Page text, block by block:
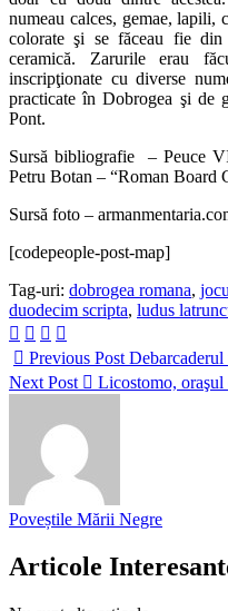
numeau calces, gemae, lapili,
colorate şi se făceau fie
ceramică. Zarurile erau
inscripţionate cu diverse
practicate în Dobrogea şi de
Pont.
Sursă bibliografie – Peuce
Petru Botan – “Roman Board
Sursă foto –
[codepeople-post-map]
Tag-uri: dobrogea romana,
duodecim scripta, ludus
Previous Post
Next Post
Licostomo, oraşul
Poveștile Mării Negre
Articole